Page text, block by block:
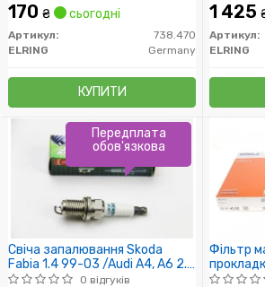
170 ₴ сьогодні
Артикул:
738.470
ELRING
Germany
КУПИТИ
1 425
Артикул:
ELRING
Свіча запалювання Skoda
Fabia 1.4 99-03 /Audi A4, A6 2.0
/VW Passat B5 2.0
0 відгуків
Передплата
обов'язкова
Фільтр
MAHLE)